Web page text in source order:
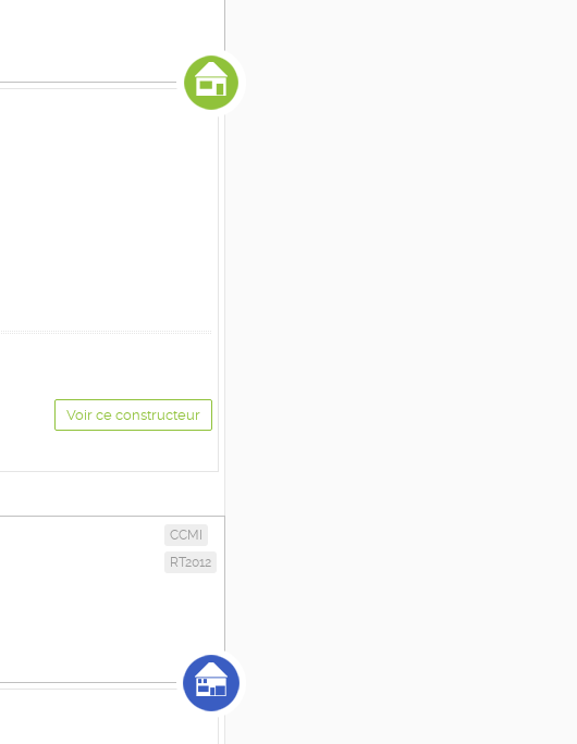
Voir ce constructeur
CCMI
RT2012